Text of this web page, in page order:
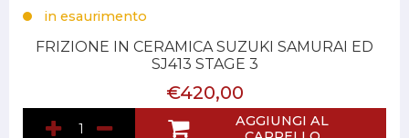
in esaurimento
FRIZIONE IN CERAMICA SUZUKI SAMURAI ED
SJ413 STAGE 3
€420,00
AGGIUNGI AL